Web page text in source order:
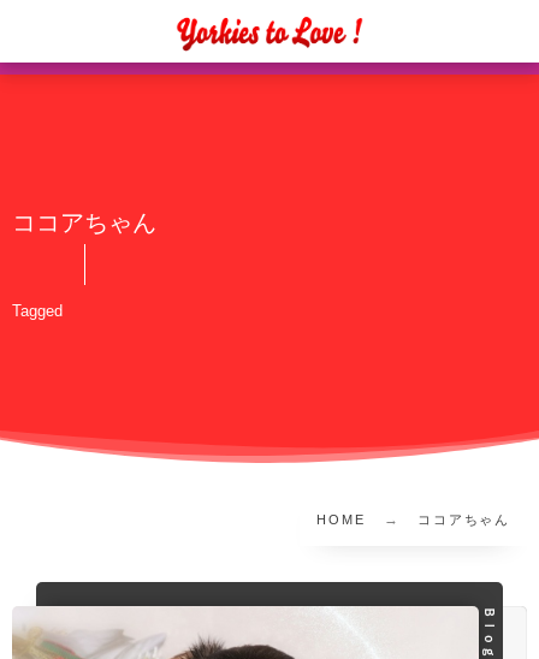
ココアちゃん
Tagged
HOME ココアちゃん
Ｂｌｏｇ